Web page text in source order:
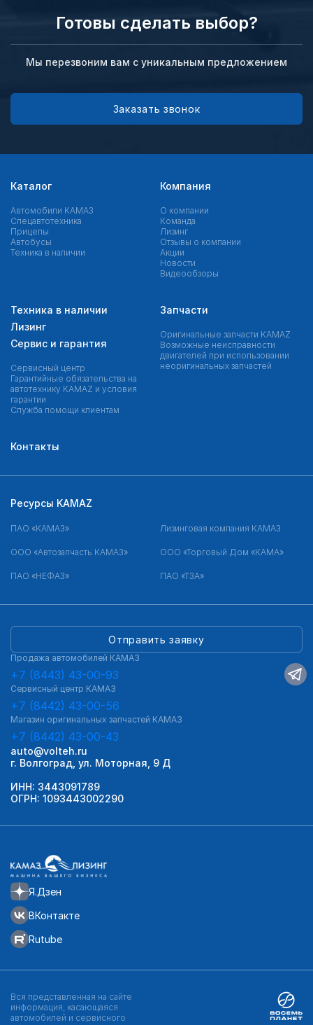
Готовы сделать выбор?
Мы перезвоним вам с уникальным предложением
Заказать звонок
Каталог
Автомобили КАМАЗ
Спецавтотехника
Прицепы
Автобусы
Техника в наличии
Компания
О компании
Команда
Лизинг
Отзывы о компании
Акции
Новости
Видеообзоры
Техника в наличии
Лизинг
Сервис и гарантия
Сервисный центр
Гарантийные обязательства на
автотехнику KAMAZ и условия
гарантии
Служба помощи клиентам
Запчасти
Оригинальные запчасти КAMAZ
Возможные неисправности
двигателей при использовании
неоригинальных запчастей
Контакты
Я.Дзен
ВКонтакте
Rutube
Отправить заявку
Продажа автомобилей КАМАЗ
+7 (8443) 43-00-93
Сервисный центр КАМАЗ
+7 (8442) 43-00-56
Магазин оригинальных запчастей КАМАЗ
+7 (8442) 43-00-43
auto@volteh.ru
г. Волгоград, ул. Моторная, 9 Д
ИНН: 3443091789
ОГРН: 1093443002290
Ресурсы KAMAZ
ПАО «КАМАЗ» Лизинговая компания КАМАЗ
ООО «Автозапчасть КАМАЗ» ООО «Торговый Дом «КАМА»
ПАО «НЕФАЗ» ПАО «ТЗА»
Вся представленная на сайте
информация, касающаяся
автомобилей и сервисного